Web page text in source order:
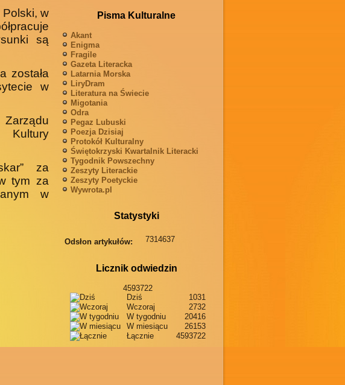
Polski, w
są
została
w
Kultury
za
tym za
w
Pisma Kulturalne
Akant
Enigma
Fragile
Gazeta Literacka
Latarnia Morska
LiryDram
Literatura na Świecie
Migotania
Odra
Pegaz Lubuski
Poezja Dzisiaj
Protokół Kulturalny
Świętokrzyski Kwartalnik Literacki
Tygodnik Powszechny
Zeszyty Literackie
Zeszyty Poetyckie
Wywrota.pl
Statystyki
Odsłon artykułów: 7314637
Licznik odwiedzin
4593722
Dziś
1031
Wczoraj
2732
W tygodniu
20416
W miesiącu
26153
Łącznie
4593722